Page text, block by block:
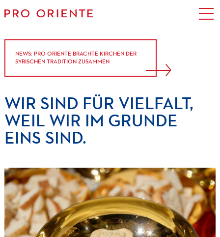
NEWS: PRO ORIENTE BRACHTE KIRCHEN DER
SYRISCHEN TRADITION ZUSAMMEN
WIR SIND FÜR VIELFALT,
WEIL WIR IM GRUNDE
EINS SIND.